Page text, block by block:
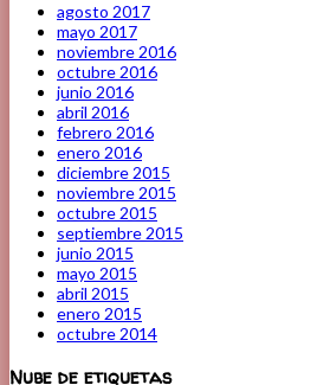
agosto 2017
mayo 2017
noviembre 2016
octubre 2016
junio 2016
abril 2016
febrero 2016
enero 2016
diciembre 2015
noviembre 2015
octubre 2015
septiembre 2015
junio 2015
mayo 2015
abril 2015
enero 2015
octubre 2014
Nube de etiquetas